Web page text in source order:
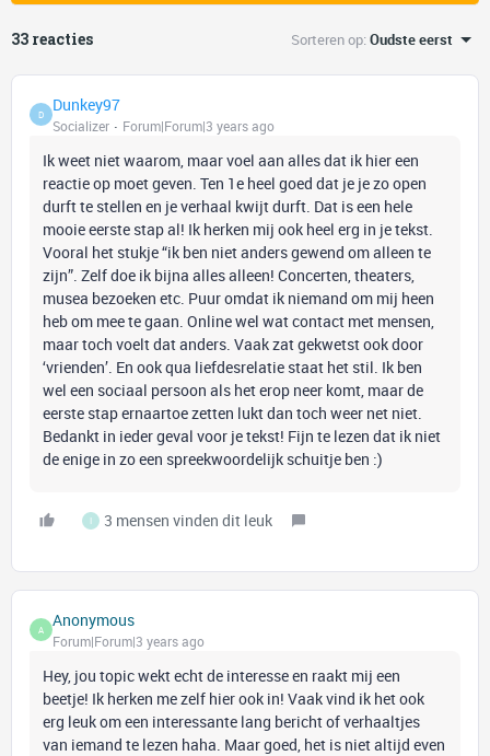
33 reacties Sorteren op:Oudste eerst
D Dunkey97
Socializer Forum|Forum|3 years ago
Ik weet niet waarom, maar voel aan alles dat ik hier een
reactie op moet geven. Ten 1e heel goed dat je je zo open
durft te stellen en je verhaal kwijt durft. Dat is een hele
mooie eerste stap al! Ik herken mij ook heel erg in je tekst.
Vooral het stukje “ik ben niet anders gewend om alleen te
zijn”. Zelf doe ik bijna alles alleen! Concerten, theaters,
musea bezoeken etc. Puur omdat ik niemand om mij heen
heb om mee te gaan. Online wel wat contact met mensen,
maar toch voelt dat anders. Vaak zat gekwetst ook door
‘vrienden’. En ook qua liefdesrelatie staat het stil. Ik ben
wel een sociaal persoon als het erop neer komt, maar de
eerste stap ernaartoe zetten lukt dan toch weer net niet.
Bedankt in ieder geval voor je tekst! Fijn te lezen dat ik niet
de enige in zo een spreekwoordelijk schuitje ben :)
I 3 mensen vinden dit leuk
A Anonymous
Forum|Forum|3 years ago
Hey, jou topic wekt echt de interesse en raakt mij een
beetje! Ik herken me zelf hier ook in! Vaak vind ik het ook
erg leuk om een interessante lang bericht of verhaaltjes
van iemand te lezen haha. Maar goed, het is niet altijd even